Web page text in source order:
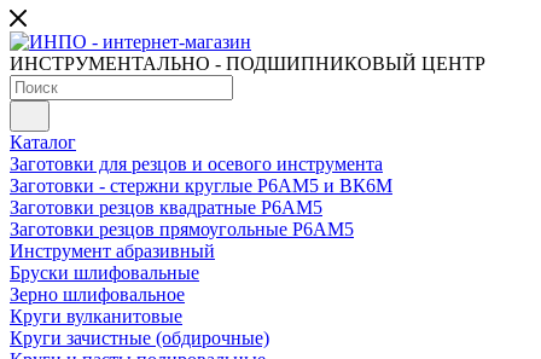
ИНСТРУМЕНТАЛЬНО - ПОДШИПНИКОВЫЙ ЦЕНТР
Каталог
Заготовки для резцов и осевого инструмента
Заготовки - стержни круглые Р6АМ5 и ВК6М
Заготовки резцов квадратные Р6АМ5
Заготовки резцов прямоугольные Р6АМ5
Инструмент абразивный
Бруски шлифовальные
Зерно шлифовальное
Круги вулканитовые
Круги зачистные (обдирочные)